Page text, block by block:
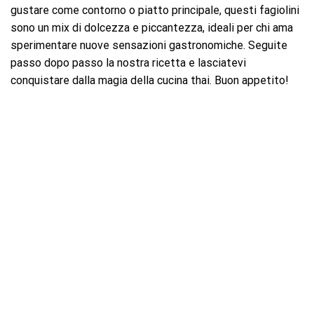
gustare come contorno o piatto principale, questi fagiolini
sono un mix di dolcezza e piccantezza, ideali per chi ama
sperimentare nuove sensazioni gastronomiche. Seguite
passo dopo passo la nostra ricetta e lasciatevi
conquistare dalla magia della cucina thai. Buon appetito!